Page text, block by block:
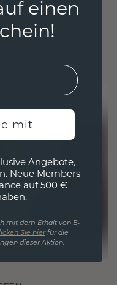
Handwerkskunst
ebenso
einen
mit
Angebote,
Neue Members
auf 500 €
mit dem Erhalt von E-
Sie hierfür die
dieser Aktion.